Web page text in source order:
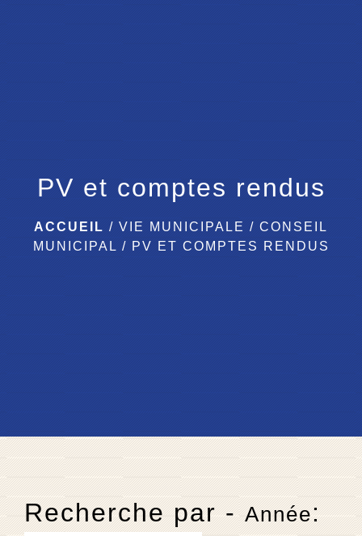
PV et comptes rendus
ACCUEIL / VIE MUNICIPALE / CONSEIL
MUNICIPAL / PV ET COMPTES RENDUS
Recherche par - Année: